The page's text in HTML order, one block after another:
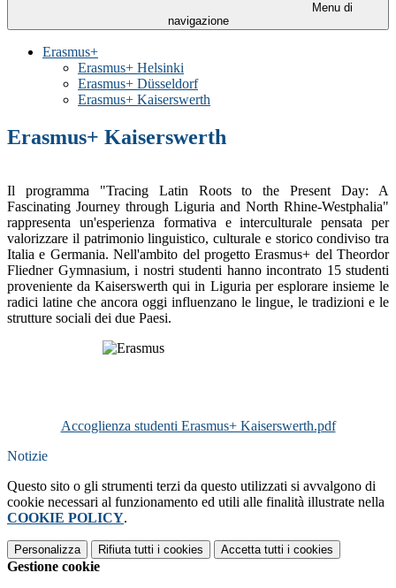
Menu di
navigazione
Erasmus+
Erasmus+ Helsinki
Erasmus+ Düsseldorf
Erasmus+ Kaiserswerth
Erasmus+ Kaiserswerth
Il programma "Tracing Latin Roots to thePresent Day: A
Fascinating Journey through Liguria and North Rhine-Westphalia"
rappresenta un'esperienza formativa e interculturalepensata per
valorizzare il patrimonio linguistico, culturale e storico condiviso tra
Italia e Germania.Nell'ambito del progetto Erasmus+ del Theordor
Fliedner Gymnasium, i nostri studenti hanno incontrato 15 studenti
proveniente da Kaiserswerth qui in Liguria per esplorare insieme le
radici latine che ancora oggi influenzano le lingue, le tradizioni e le
strutture sociali dei due Paesi.
Accoglienza studenti Erasmus+ Kaiserswerth.pdf
Notizie
Questo sito o gli strumenti terzi da questo utilizzati si avvalgono di
cookie necessari al funzionamento ed utili alle finalità illustrate nella
COOKIE POLICY.
Personalizza Rifiuta tutti i cookies Accetta tutti i cookies
Gestione cookie